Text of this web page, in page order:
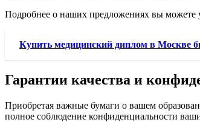
Подробнее о наших предложениях вы можете
Купить медицинский диплом в Москве
Гарантии качества и
Приобретая важные бумаги о вашем
полное соблюдение конфиденциальности